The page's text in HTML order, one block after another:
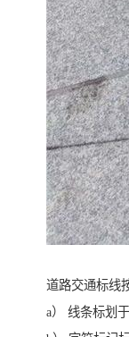
道路交通标线
a） 线条标划